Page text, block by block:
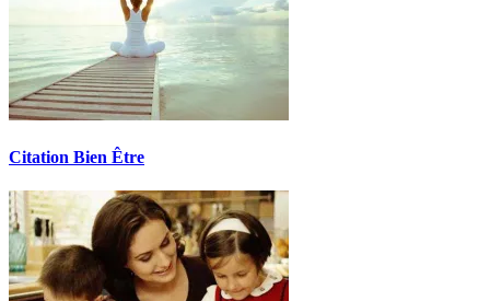
Citation Bien Être